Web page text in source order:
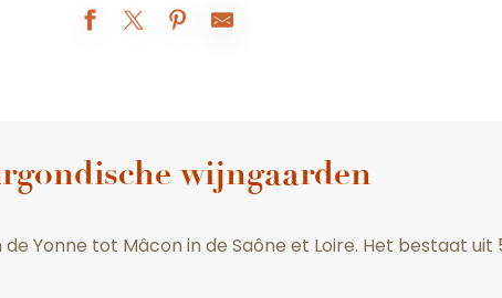
wijngaarden
Yonne tot Mâcon in de Saône et Loire. Het bestaat